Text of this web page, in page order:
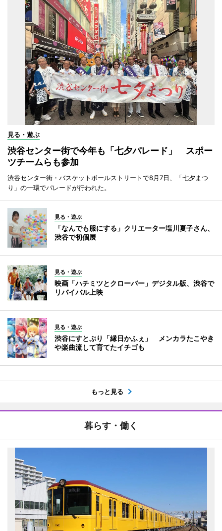
見る・遊ぶ
渋谷センター街で今年も「七夕パレード」 スポー
ツチームらも参加
渋谷センター街・バスケットボールストリートで8月7日、「七夕まつ
り」の一環でパレードが行われた。
見る・遊ぶ
「なんでも服にする」クリエーター塩川夏子さん、
渋谷で初個展
見る・遊ぶ
映画「ハチミツとクローバー」デジタル版、渋谷で
リバイバル上映
見る・遊ぶ
渋谷にすとぷり「縁日かふぇ」 メンカラたこやき
や楽曲流して育てたイチゴも
もっと見る
暮らす・働く